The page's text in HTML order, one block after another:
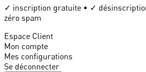
✓ inscription gratuite • ✓
zéro spam
Espace Client
Mon compte
Mes configurations
Se déconnecter